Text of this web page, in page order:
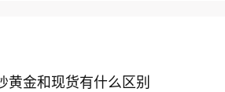
黄金和现货有什么区别